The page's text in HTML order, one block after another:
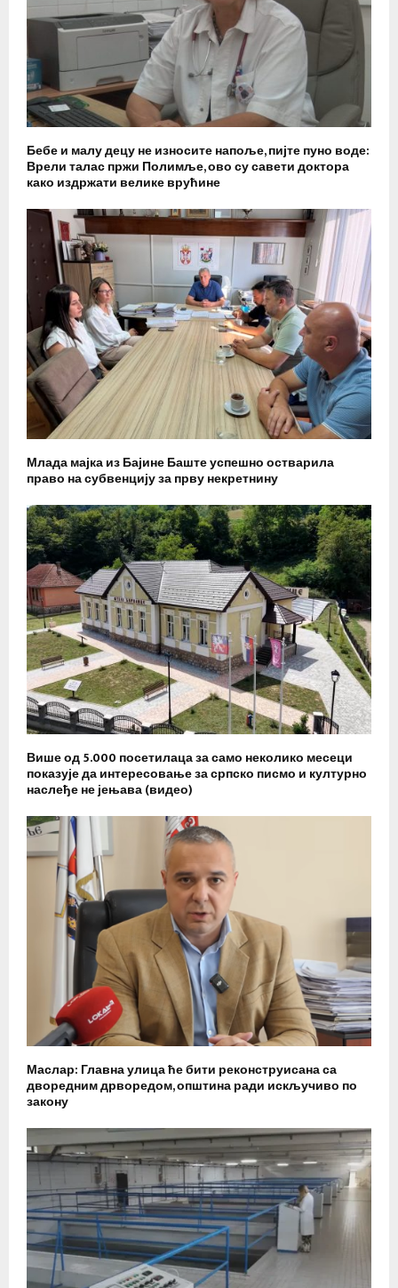
Бебе и малу децу не износите напоље, пијте пуно воде:
Врели талас пржи Полимље, ово су савети доктора
како издржати велике врућине
Млада мајка из Бајине Баште успешно остварила
право на субвенцију за прву некретнину
Више од 5.000 посетилаца за само неколико месеци
показује да интересовање за српско писмо и културно
наслеђе не јењава (видео)
Маслар: Главна улица ће бити реконструисана са
дворедним дрворедом, општина ради искључиво по
закону